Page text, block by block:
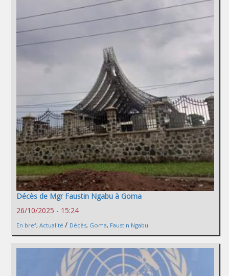
Décès de Mgr Faustin Ngabu à Goma
26/10/2025 - 15:24
En bref, Actualité / Décès, Goma, Faustin Ngabu